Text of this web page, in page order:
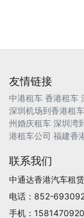
友情链接
中港租车 香港租车
深圳机场到香港租车
州婚庆租车 深圳湾
港租车公司 福建香
联系我们
中通达香港汽车租
电话：852-
手机：